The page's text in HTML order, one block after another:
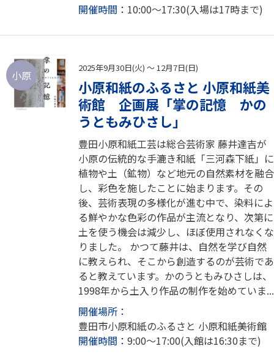
開催時間： 10:00～17:30(入場は17時まで)
小原
2025年9月30日(火) ～ 12月7日(日)
小原和紙のふるさと 小原和紙美
術館 企画展「掌の記憶 かの
うともみひさし」
豊田小原和紙工芸は総合芸術家 藤井達吉が
小原の伝統的な手漉き和紙「三河森下紙」に
植物や土（鉱物）など地元の自然素材を融合
し、彩色を施したことに始まります。その
後、芸術表現の多様化が進む中で、染料によ
る鮮やかな色彩の作品が主流となり、次第に
土を使う機会は減少し、ほぼ使用されなくな
りました。 かつて藤井は、自然を学び自然
に教えられ、そこから創造するのが芸術であ
ると教えています。かのうともみひさしは、
1998年から土入り作品の制作を始めていま...
開催場所：
豊田市小原和紙のふるさと 小原和紙美術館
開催時間： 9:00～17:00(入館は16:30まで)